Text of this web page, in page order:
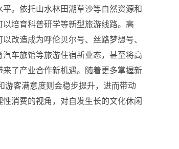
。依托山水林田湖草沙等自然资源和
培育科普研学等新型旅游线路。高
改造成为呼伦贝尔号、丝路梦想号、
车旅馆等旅游住宿新业态，甚至将高
了产业合作新机遇。随着更多掌握新
游客满意度则会稳步提升，进而带动
消费的视角，对自发生长的文化休闲